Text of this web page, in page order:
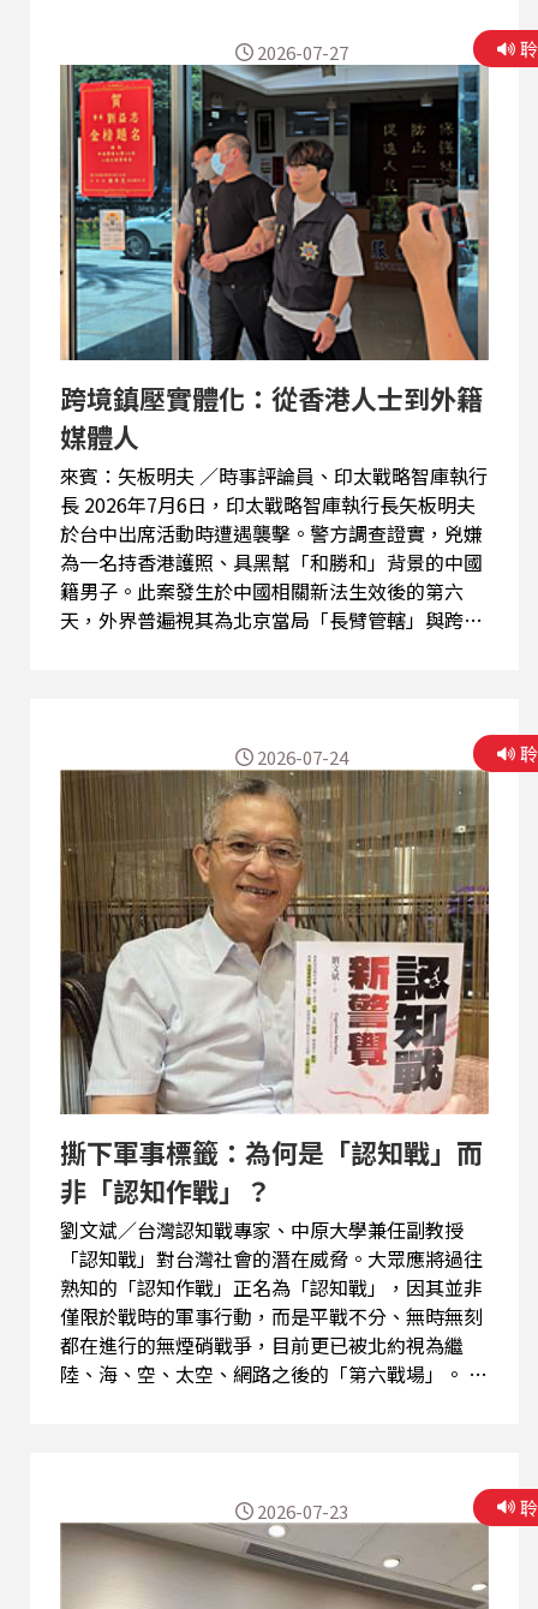
醞釀強烈反擊。美國國會預計將召開聽證會調查近
期的跨國鎮壓事件，未來甚至不排除進一步將此類
惡行定調為「國家恐怖主義」，呼籲全球共同防堵
威權政權的跨境擴張。 今天我們一起來，聽聽傅希
秋牧師，好好來聊聊來龍去脈。
跨境鎮壓實體化：從香港人士到外籍
媒體人
來賓：矢板明夫 ∕時事評論員、印太戰略智庫執行
長 2026年7月6日，印太戰略智庫執行長矢板明夫
於台中出席活動時遭遇襲擊。警方調查證實，兇嫌
為一名持香港護照、具黑幫「和勝和」背景的中國
籍男子。此案發生於中國相關新法生效後的第六
天，外界普遍視其為北京當局「長臂管轄」與跨國
跨部會應對平台，警方第一時間與機場、移民署等
單位迅速連線，在兇嫌登機前短短8分鐘內成功將
其攔截逮捕。 此次事件揭露了境外黑幫組織作為政
治打手的精密分工模式。 今天我們請到當事人，矢
板明夫先生，一起聽聽他的現身說法。
2026-07-27
撕下軍事標籤：為何是「認知戰」而
非「認知作戰」？
劉文斌∕台灣認知戰專家、中原大學兼任副教授
「認知戰」對台灣社會的潛在威脅。大眾應將過往
熟知的「認知作戰」正名為「認知戰」，因其並非
僅限於戰時的軍事行動，而是平戰不分、無時無刻
都在進行的無煙硝戰爭，目前更已被北約視為繼
陸、海、空、太空、網路之後的「第六戰場」。 境
向，進而轉化為攻擊武器以分化社會。 面對這種全
天候的無縫隙滲透，防禦的最佳盾牌便是「資訊透
明化」與「公眾教育」。只要政府能迅速將事實攤
2026-07-24
2026-07-23